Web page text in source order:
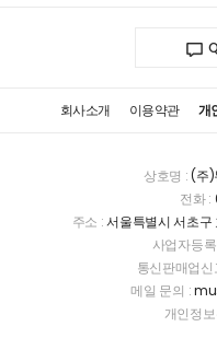
회사소개 이용약관 개
상호명 :(주)
전화 :
주소 :서울특별시 서초
사업자등
통신판매업신
메일 문의 :
개인정